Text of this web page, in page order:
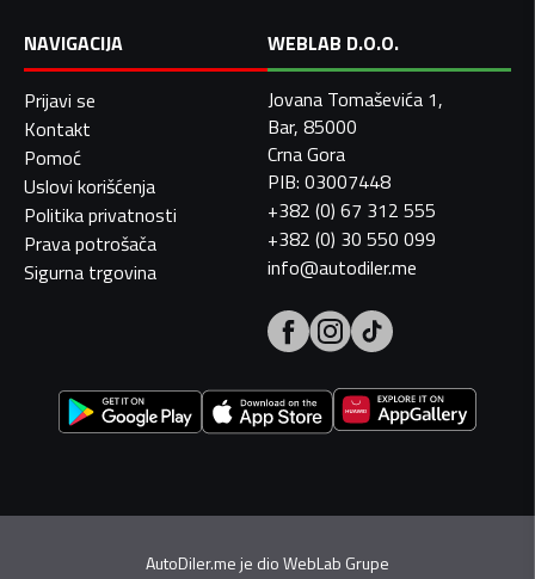
NAVIGACIJA
Prijavi se
Kontakt
Pomoć
Uslovi korišćenja
Politika privatnosti
Prava potrošača
Sigurna trgovina
WEBLAB D.O.O.
Jovana Tomaševića 1,
Bar, 85000
Crna Gora
PIB: 03007448
+382 (0) 67 312 555
+382 (0) 30 550 099
info@autodiler.me
AutoDiler.me je dioWebLab Grupe